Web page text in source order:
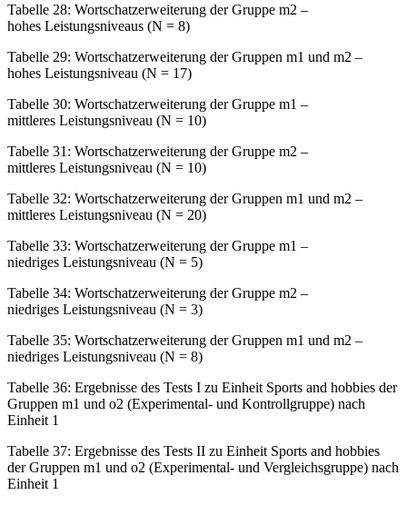
Tabelle 28: Wortschatzerweiterung der Gruppe m2 –
hohes Leistungsniveaus (N = 8)
Tabelle 29: Wortschatzerweiterung der Gruppen m1 und m2 –
hohes Leistungsniveau (N = 17)
Tabelle 30: Wortschatzerweiterung der Gruppe m1 –
mittleres Leistungsniveau (N = 10)
Tabelle 31: Wortschatzerweiterung der Gruppe m2 –
mittleres Leistungsniveau (N = 10)
Tabelle 32: Wortschatzerweiterung der Gruppen m1 und m2 –
mittleres Leistungsniveau (N = 20)
Tabelle 33: Wortschatzerweiterung der Gruppe m1 –
niedriges Leistungsniveau (N = 5)
Tabelle 34: Wortschatzerweiterung der Gruppe m2 –
niedriges Leistungsniveau (N = 3)
Tabelle 35: Wortschatzerweiterung der Gruppen m1 und m2 –
niedriges Leistungsniveau (N = 8)
Tabelle 36: Ergebnisse des Tests I zu Einheit Sports and hobbies der
Gruppen m1 und o2 (Experimental- und Kontrollgruppe) nach
Einheit 1
Tabelle 37: Ergebnisse des Tests II zu Einheit Sports and hobbies
der Gruppen m1 und o2 (Experimental- und Vergleichsgruppe) nach
Einheit 1